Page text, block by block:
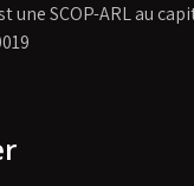
une SCOP-ARL au